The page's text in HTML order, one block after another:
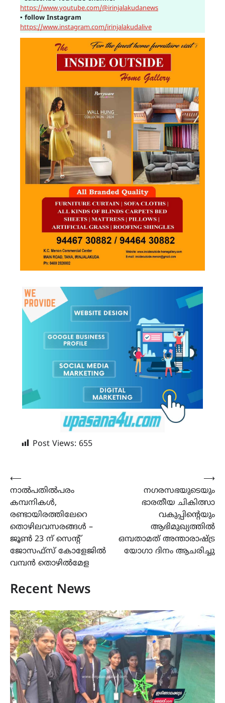
https://www.youtube.com/@irinjalakudanews
▪ follow Instagram
https://www.instagram.com/irinjalakudalive
Post Views: 655
Post
navigation
⟵
നാൽപതിൽപരം
കമ്പനികൾ,
രണ്ടായിരത്തിലേറെ
തൊഴിലവസരങ്ങൾ –
ജൂൺ 23 ന് സെന്റ്
ജോസഫ്‌സ് കോളേജിൽ
വമ്പൻ തൊഴിൽമേള
നഗരസഭയുടെയും
ഭാരതീയ ചികിത്സാ
വകുപ്പിന്‍റെയും
ആഭിമുഖ്യത്തിൽ
ഒമ്പതാമത് അന്താരാഷ്ട്ര
യോഗാ ദിനം ആചരിച്ചു
⟶
Recent News